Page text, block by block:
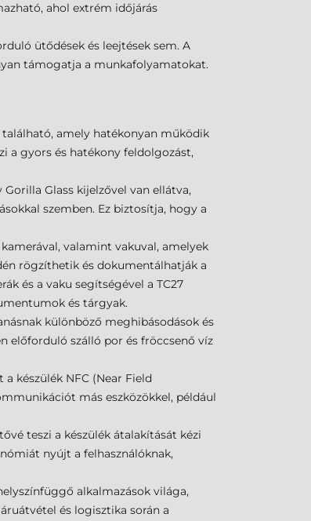
ahol extrém időjárás
ütődések és leejtések sem. A
támogatja a munkafolyamatokat.
található, amely hatékonyan működik
a gyors és hatékony feldolgozást,
Glass kijelzővel van ellátva,
szemben. Ez biztosítja, hogy a
valamint vakuval, amelyek
rögzíthetik és dokumentálhatják a
és a vaku segítségével a TC27
és tárgyak.
különböző meghibásodások és
előforduló szálló por és fröccsenő víz
készülék NFC (Near Field
más eszközökkel, például
teszi a készülék átalakítását kézi
nyújt a felhasználóknak,
alkalmazások világa,
és logisztika során a